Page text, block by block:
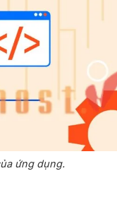
ứng dụng.